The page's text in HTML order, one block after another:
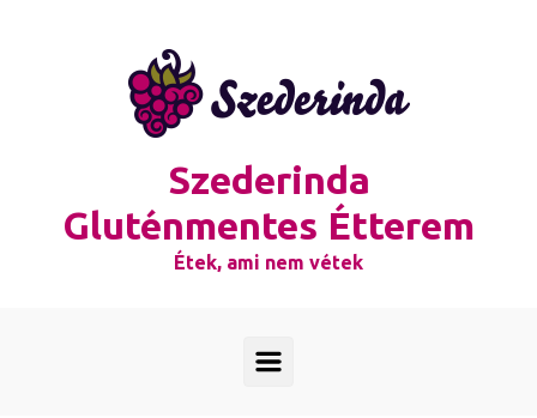
Szederinda
Gluténmentes Étterem
Étek, ami nem vétek